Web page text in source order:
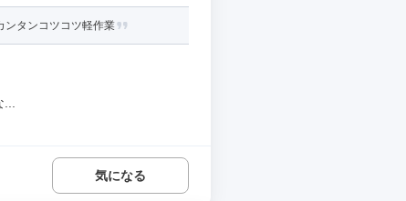
ンタンコツコツ軽作業
気になる